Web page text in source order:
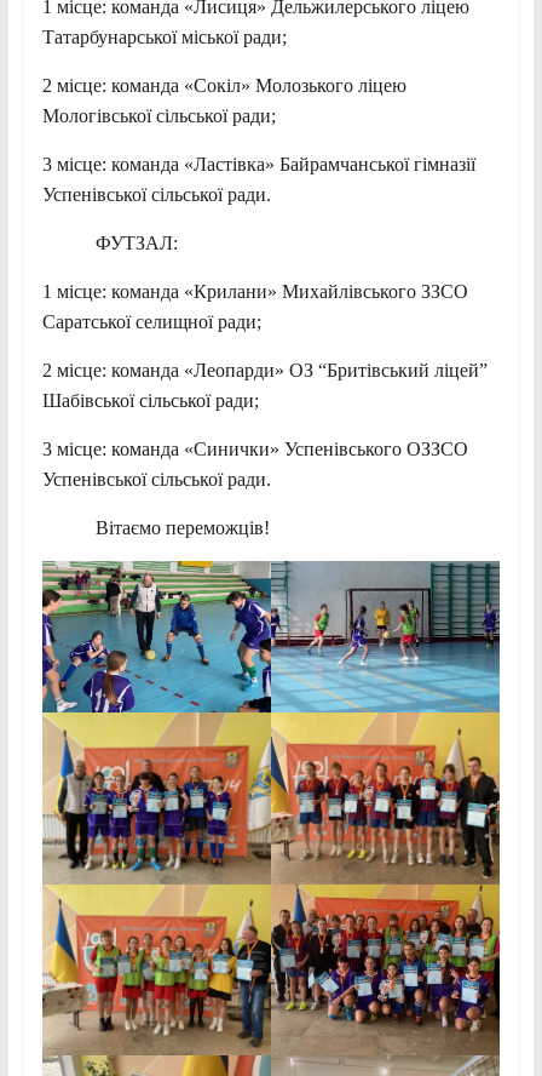
1 місце: команда «Лисиця» Дельжилерського ліцею
Татарбунарської міської ради;
2 місце: команда «Сокіл» Молозького ліцею
Мологівської сільської ради;
3 місце: команда «Ластівка» Байрамчанської гімназії
Успенівської сільської ради.
ФУТЗАЛ:
1 місце: команда «Крилани» Михайлівського ЗЗСО
Саратської селищної ради;
2 місце: команда «Леопарди» ОЗ “Бритівський ліцей”
Шабівської сільської ради;
3 місце: команда «Синички» Успенівського ОЗЗСО
Успенівської сільської ради.
Вітаємо переможців!